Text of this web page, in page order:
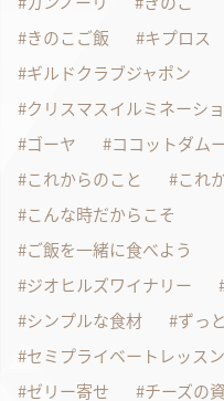
きのこご飯
キプロス
ギルドクラブジャポン
クリスマスイルミネーシ
ゴーヤ
ココットダム
これからのこと
これ
こんな時だからこそ
ご飯を一緒に食べよう
ジオヒルズワイナリー
シンプルな食材
ずっ
セミプライベートレッス
ゼリー寄せ
チーズの